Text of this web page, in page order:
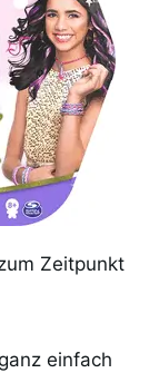
Zeitpunkt
einfach